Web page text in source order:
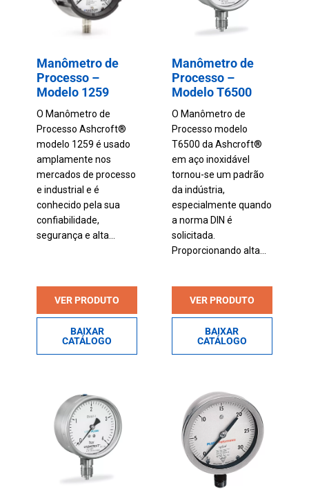
Manômetro de
Processo –
Modelo 1259
O Manômetro de
Processo Ashcroft®
modelo 1259 é usado
amplamente nos
mercados de processo
e industrial e é
conhecido pela sua
confiabilidade,
segurança e alta...
VER PRODUTO
BAIXAR
CATÁLOGO
Manômetro de
Processo –
Modelo T6500
O Manômetro de
Processo modelo
T6500 da Ashcroft®
em aço inoxidável
tornou-se um padrão
da indústria,
especialmente quando
a norma DIN é
solicitada.
Proporcionando alta...
VER PRODUTO
BAIXAR
CATÁLOGO